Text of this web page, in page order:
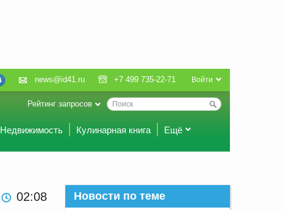
Войти
news@id41.ru +7 499 735-22-71
Рейтинг запросов
Недвижимость Кулинарная книга Ещё
02:08 Новости по теме